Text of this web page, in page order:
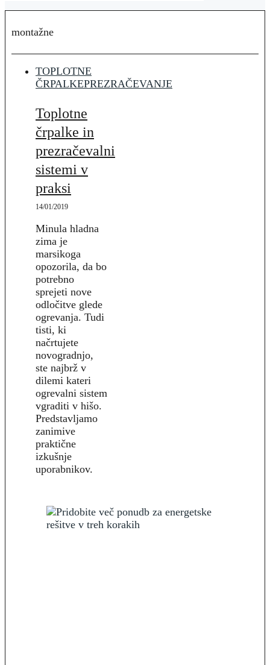
montažne
TOPLOTNE
ČRPALKEPREZRAČEVANJE
Toplotne
črpalke in
prezračevalni
sistemi v
praksi
14/01/2019
Minula hladna
zima je
marsikoga
opozorila, da bo
potrebno
sprejeti nove
odločitve glede
ogrevanja. Tudi
tisti, ki
načrtujete
novogradnjo,
ste najbrž v
dilemi kateri
ogrevalni sistem
vgraditi v hišo.
Predstavljamo
zanimive
praktične
izkušnje
uporabnikov.